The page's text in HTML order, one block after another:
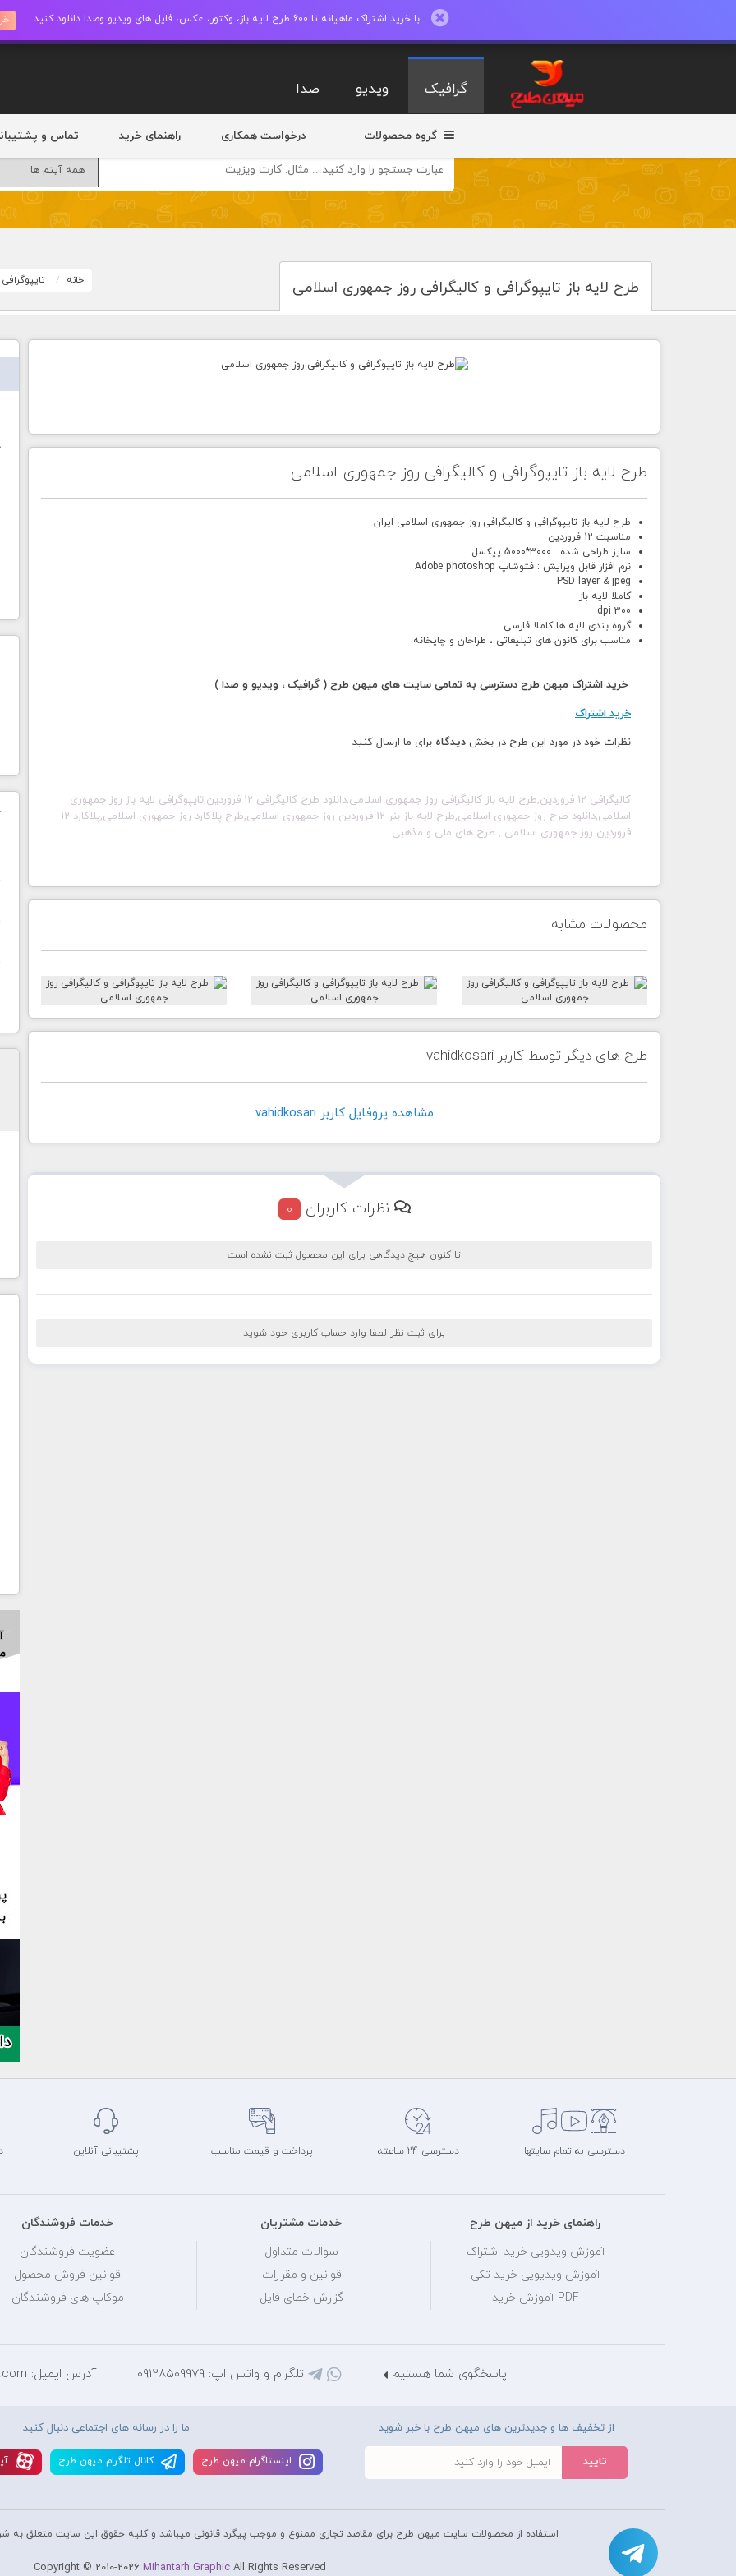
با خرید اشتراک ماهیانه تا 600 طرح لایه باز، وکتور، عکس، فایل های ویدیو وصدا دانلود کنید.
گرافیک ویدیو صدا
گروه محصولات درخواست همکاری راهنمای خرید تماس و
طرح لایه باز تایپوگرافی و کالیگرافی روز جمهوری اسلامی خانه
طرح لایه باز تایپوگرافی و کالیگرافی روز جمهوری اسلامی
طرح لایه باز تایپوگرافی و کالیگرافی روز جمهوری اسلامی ایران
مناسبت 12 فروردین
سایز طراحی شده : 3000*5000 پیکسل
نرم افزار قابل ویرایش : فتوشاپ Adobe photoshop
PSD layer & jpeg
کاملا لایه باز
300 dpi
گروه بندی لایه ها کاملا فارسی
مناسب برای کانون های تبلیغاتی ، طراحان و چاپخانه
خرید اشتراک میهن طرح دسترسی به تمامی سایت های میهن طرح ( گرافیک ، ویدیو و صدا )
خرید اشتراک
نظرات خود در مورد این طرح در بخش دیدگاه برای ما ارسال کنید
کالیگرافی 12 فروردین,طرح لایه باز
کالیگرافی روز جمهوری اسلامی,دانلود طرح کالیگرافی 12 فروردین,تایپوگرافی لایه باز روز جمهوری
اسلامی,دانلود طرح روز جمهوری اسلامی,طرح لایه باز بنر 12 فروردین روز جمهوری اسلامی,طرح پلاکارد روز جمهوری اسلامی,پلاکارد 12
فروردین روز جمهوری اسلامی , طرح های ملی و مذهبی
محصولات مشابه
طرح های دیگر توسط کاربر vahidkosari
مشاهده پروفايل کاربر vahidkosari
نظرات کاربران 0
تا کنون هیچ دیدگاهی برای این محصول ثبت نشده است
برای ثبت نظر لطفا وارد حساب کاربری خود شوید
دسترسی به تمام سایتها دسترسی 24 ساعته پرداخت و قیمت مناسب پشتیبانی آنلاین
راهنمای خرید از میهن طرح
آموزش ویدویی خرید اشتراک
آموزش ویدیویی خرید تکی
PDF آموزش خرید
خدمات مشتریان
سوالات متداول
قوانین و مقررات
گزارش خطای فایل
خدمات فروشندگان
عضویت فروشندگان
قوانین فروش محصول
موکاپ های فروشندگان
پاسخگوی شما هستیم تلگرام و واتس اپ: 09128509979 آدرس ایمیل: mihantarh@yahoo.com
از تخفیف ها و جدیدترین های میهن طرح با خبر شوید ما را در رسانه های اجتماعی دنبال کنید
اينستاگرام ميهن طرح کانال تلگرام ميهن طرح
استفاده از محصولات سايت میهن طرح برای مقاصد تجاری ممنوع و موجب پیگرد قانونی میباشد و کليه حقوق اين سايت متعلق
Copyright © 2010-2026 Mihantarh Graphic All Rights Reserved